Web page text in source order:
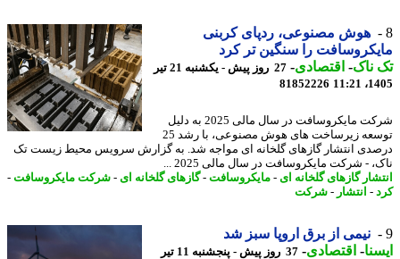
هوش مصنوعی، ردپای کربنی
را سنگین تر کرد
-اقتصادی-
27 روز پیش - یکشنبه 21 تیر
81852226
شرکت مایکروسافت در سال مالی 2025 به دلیل
توسعه زیرساخت های هوش مصنوعی، با رشد 25
انتشار گازهای گلخانه ای مواجه شد. به گزارش سرویس محیط زیست تک
- شرکت مایکروسافت در سال مالی 2025 ...
گازهای گلخانه ای- مایکروسافت-گازهای گلخانه ای- شرکت مایکروسافت-
-انتشار-شرکت
نیمی از برق اروپا سبز شد
-اقتصادی-
37 روز پیش - پنجشنبه 11 تیر